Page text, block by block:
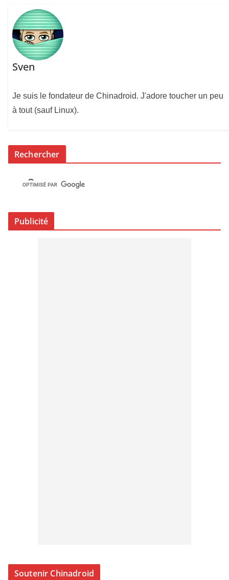
Sven
Je suis le fondateur de Chinadroid. J'adore toucher un peu
à tout (sauf Linux).
Rechercher
Publicité
Soutenir Chinadroid